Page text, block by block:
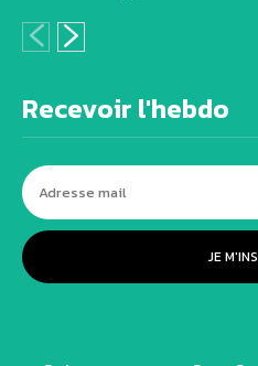
Recevoir l'hebdo
JE